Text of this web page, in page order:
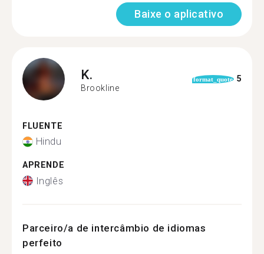
Baixe o aplicativo
K.
Brookline
format_quote 5
FLUENTE
Hindu
APRENDE
Inglês
Parceiro/a de intercâmbio de idiomas
perfeito